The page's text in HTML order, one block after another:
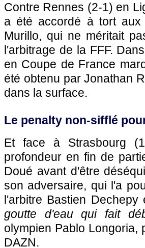
Contre Rennes (2-1) en
a été accordé à tort
Murillo, qui ne méritait
l'arbitrage de la FFF.
en Coupe de France
été obtenu par Jonathan
dans la surface.
Le penalty non-sifflé
Et face à Strasbourg
profondeur en fin de
Doué avant d'être
son adversaire, qui l'a
l'arbitre Bastien
goutte d'eau qui fait
olympien Pablo Longoria,
DAZN.